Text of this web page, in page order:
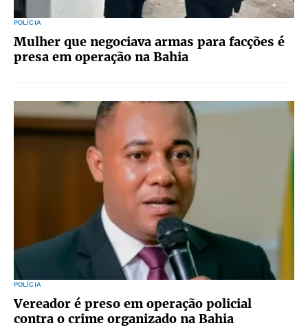
POLÍCIA
Mulher que negociava armas para facções é
presa em operação na Bahia
POLÍCIA
Vereador é preso em operação policial
contra o crime organizado na Bahia